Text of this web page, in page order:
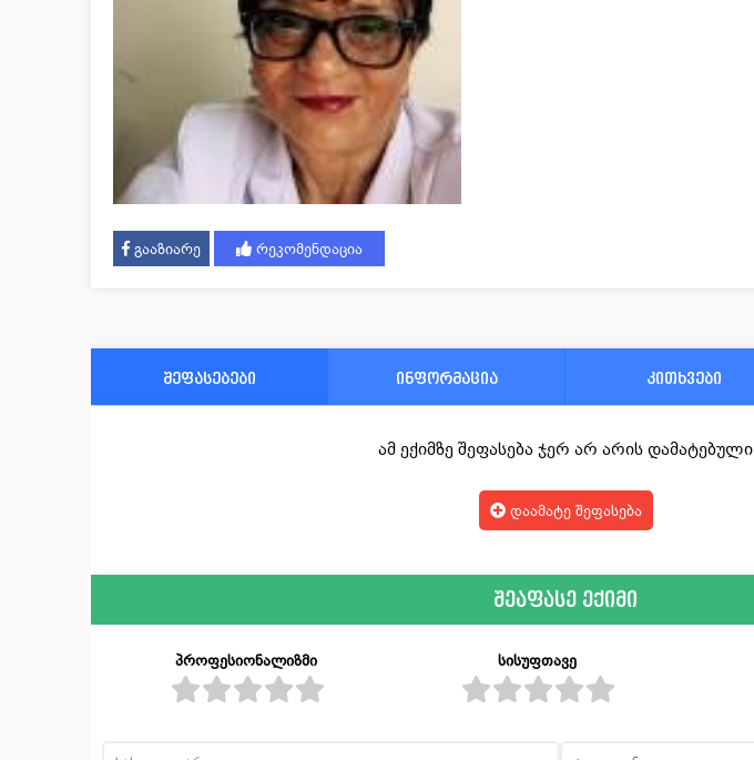
გააზიარე რეკომენდაცია
შეფასებები ინფორმაცია კითხვები
ამ ექიმზე შეფასება ჯერ არ არის დამატებული
დაამატე შეფასება
შეაფასე ექიმი
პროფესიონალიზმი სისუფთავე